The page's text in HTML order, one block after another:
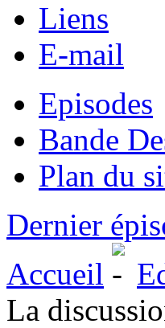
Liens
E-mail
Episodes
Bande
Plan du
Dernier
Accueil
La